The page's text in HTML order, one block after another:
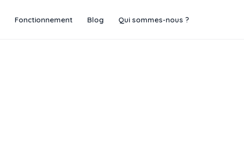
Fonctionnement Blog Qui sommes-nous ?